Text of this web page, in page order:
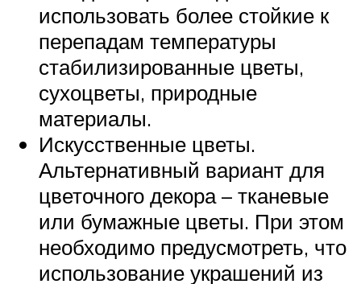
использовать более стойкие к
перепадам температуры
стабилизированные цветы,
сухоцветы, природные
материалы.
Искусственные цветы.
Альтернативный вариант для
цветочного декора – тканевые
или бумажные цветы. При этом
необходимо предусмотреть, что
использование украшений из